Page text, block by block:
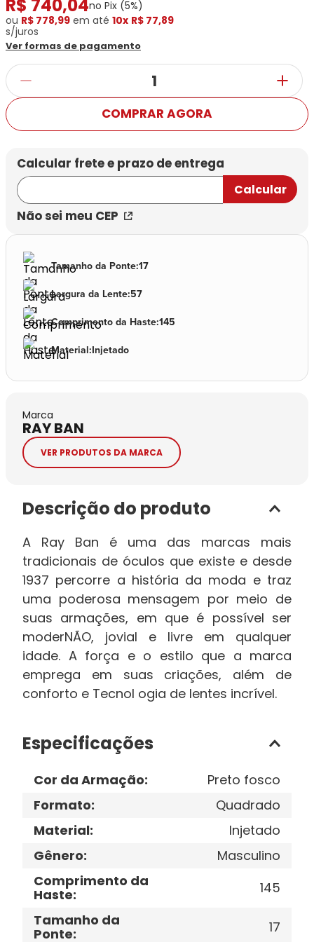
Ban
Todas
as
Marcas
Marcas
Ono
Exclusivas
Miu
Polaroid
Vogue
DNZ
Totas
Bulget
Todas
as
Marcas
Ono
Unissex
Marcas
Exclusivas
Dii
R$ 740,04no Pix (5%)
ou R$ 778,99 em até 10x R$ 77,89
s/juros
Ver formas de pagamento
COMPRAR AGORA
Não sei meu CEP
Tamanho da Ponte:17
Largura da Lente:57
Comprimento da Haste:145
Material:Injetado
Marca
RAY BAN
VER PRODUTOS DA MARCA
Descrição do produto
A Ray Ban é uma das marcas mais
tradicionais de óculos que existe e desde
1937 percorre a história da moda e traz
uma poderosa mensagem por meio de
suas armações, em que é possível ser
moderNÃO, jovial e livre em qualquer
idade. A força e o estilo que a marca
emprega em suas criações, além de
conforto e Tecnol ogia de lentes incrível.
Especificações
Cor da Armação:
Preto fosco
Formato:
Quadrado
Material:
Injetado
Gênero:
Masculino
Comprimento da
Haste:
145
Tamanho da
Ponte: 17